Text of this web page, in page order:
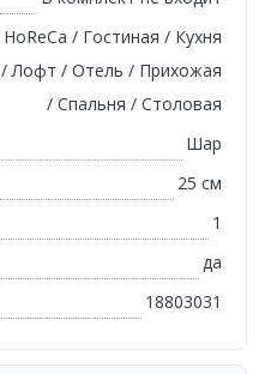
HoReCa / Гостиная / Кухня
/ Лофт / Отель / Прихожая
/ Спальня / Столовая
Шар
25 см
1
да
18803031